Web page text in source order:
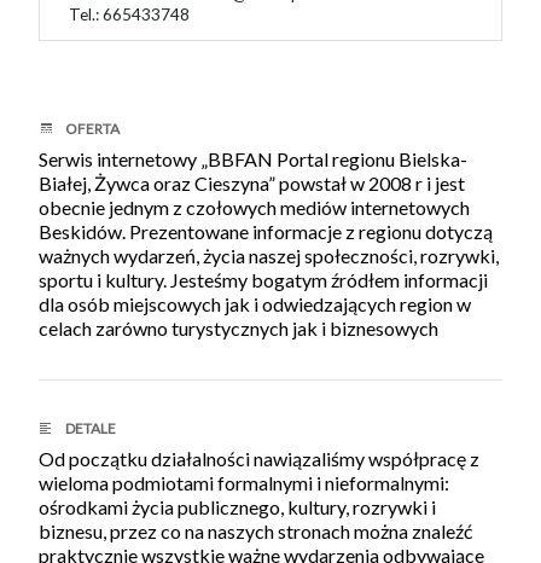
Tel.: 665433748
OFERTA
Serwis internetowy „BBFAN Portal regionu Bielska-
Białej, Żywca oraz Cieszyna” powstał w 2008 r i jest
obecnie jednym z czołowych mediów internetowych
Beskidów. Prezentowane informacje z regionu dotyczą
ważnych wydarzeń, życia naszej społeczności, rozrywki,
sportu i kultury. Jesteśmy bogatym źródłem informacji
dla osób miejscowych jak i odwiedzających region w
celach zarówno turystycznych jak i biznesowych
DETALE
Od początku działalności nawiązaliśmy współpracę z
wieloma podmiotami formalnymi i nieformalnymi:
ośrodkami życia publicznego, kultury, rozrywki i
biznesu, przez co na naszych stronach można znaleźć
praktycznie wszystkie ważne wydarzenia odbywające